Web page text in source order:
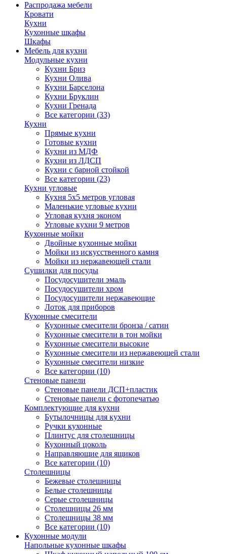
Распродажа мебели
Кровати
Кухни
Кухонные шкафы
Шкафы
Мебель для кухни
Модульные кухни
Кухни Бриз
Кухни Олива
Кухни Барселона
Кухни Бруклин
Кухни Гренада
Все категории (33)
Кухни
Прямые кухни
Готовые кухни
Кухни из МДФ
Кухни из ЛДСП
Кухни с барной стойкой
Все категории (23)
Кухни угловые
Кухня 5х5 метров угловая
Маленькие угловые кухни
Угловая кухня эконом
Угловые кухни 9 метров
Кухонные мойки
Двойные кухонные мойки
Мойки из искусственного камня
Мойки из нержавеющей стали
Сушилки для посуды
Посудосушители эмаль
Посудосушители хром
Посудосушители нержавеющие
Лоток для приборов
Кухонные смесители
Кухонные смесители бронза / сатин
Кухонные смесители в тон мойки
Кухонные смесители высокие
Кухонные смесители из нержавеющей стали
Кухонные смесители низкие
Все категории (10)
Стеновые панели
Стеновые панели ДСП+пластик
Стеновые панели с фотопечатью
Комплектующие для кухни
Бутылочницы для кухни
Ручки кухонные
Плинтус для столешницы
Кухонный цоколь
Направляющие для ящиков
Все категории (10)
Столешницы
Бежевые столешницы
Белые столешницы
Серые столешницы
Столешницы 26 мм
Столешницы 38 мм
Все категории (10)
Кухонные модули
Напольные кухонные шкафы